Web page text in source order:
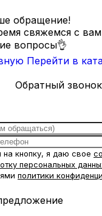
обращение!
свяжемся с
вопросы👌
Перейти в
Обратный звонок
кнопку, я даю свое
персональных
политики